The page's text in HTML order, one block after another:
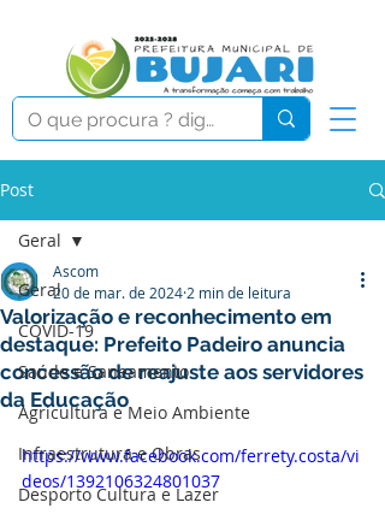
Post
Geral
COVID-19
Saúde e Saneamento
Agricultura e Meio Ambiente
Infraestrutura e Obras
Desporto Cultura e Lazer
Geral
Valorização e reconhecimento em
destaque: Prefeito Padeiro anuncia
concessão de reajuste aos servidores
da Educação
Ascom
20 de mar. de 2024 2 min de leitura
https://www.facebook.com/ferrety.costa/vi
deos/1392106324801037